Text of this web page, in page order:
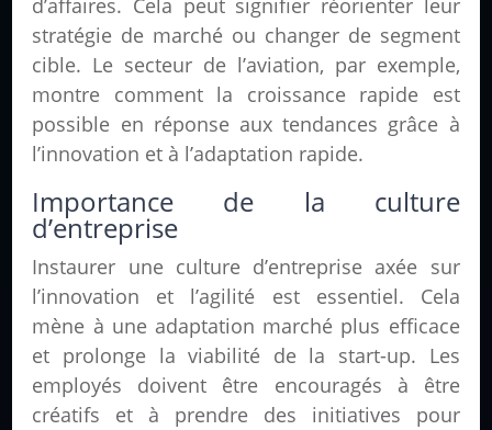
d’affaires. Cela peut signifier réorienter leur
stratégie de marché ou changer de segment
cible. Le secteur de l’aviation, par exemple,
montre comment la croissance rapide est
possible en réponse aux tendances grâce à
l’innovation et à l’adaptation rapide.
Importance de la culture
d’entreprise
Instaurer une culture d’entreprise axée sur
l’innovation et l’agilité est essentiel. Cela
mène à une adaptation marché plus efficace
et prolonge la viabilité de la start-up. Les
employés doivent être encouragés à être
créatifs et à prendre des initiatives pour